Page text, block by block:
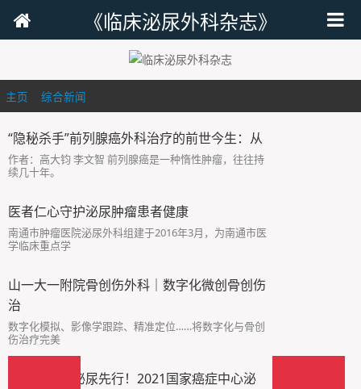
《临床泌尿外科杂志》
主页 综合新闻
“隐秘杀手”前列腺癌外科治疗的前世今生：从
作者：高大钧 李文智 前列腺癌是一种惰性肿瘤，往往持
续几十年。
医者仁心守护泌尿肿瘤患者健康
南通市肿瘤医院泌尿外科组建于2016年3月，为南通市医
学临床重点学
山一大一附院骨创伤外科｜数字化微创骨创伤
治
数字化模拟、影像学跟踪、精准定位……将数字化与骨创
伤治疗完美
健康中国，泌尿先行！2021国家癌症中心泌